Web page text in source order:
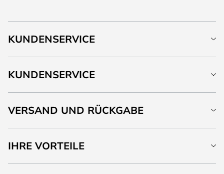
KUNDENSERVICE
KUNDENSERVICE
VERSAND UND RÜCKGABE
IHRE VORTEILE